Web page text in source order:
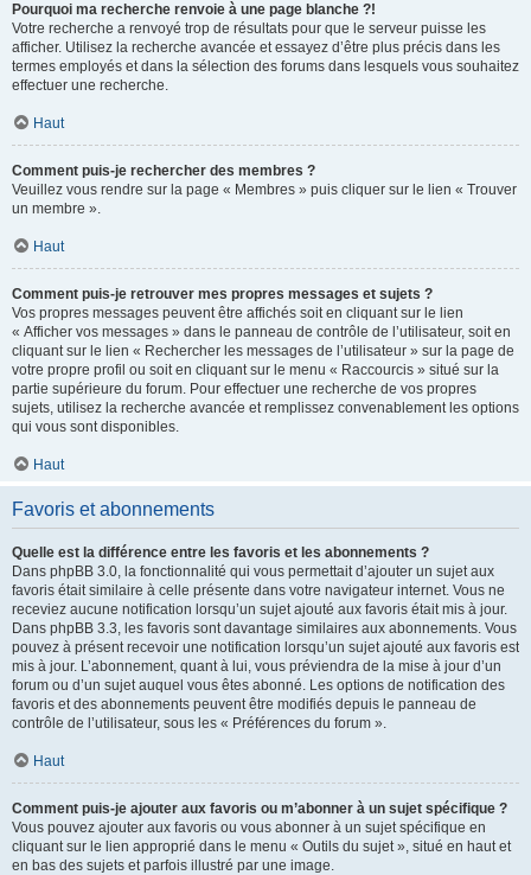
Pourquoi ma recherche renvoie à une page blanche ?!
Votre recherche a renvoyé trop de résultats pour que le serveur puisse les
afficher. Utilisez la recherche avancée et essayez d’être plus précis dans les
termes employés et dans la sélection des forums dans lesquels vous souhaitez
effectuer une recherche.
Haut
Comment puis-je rechercher des membres ?
Veuillez vous rendre sur la page « Membres » puis cliquer sur le lien « Trouver
un membre ».
Haut
Comment puis-je retrouver mes propres messages et sujets ?
Vos propres messages peuvent être affichés soit en cliquant sur le lien
« Afficher vos messages » dans le panneau de contrôle de l’utilisateur, soit en
cliquant sur le lien « Rechercher les messages de l’utilisateur » sur la page de
votre propre profil ou soit en cliquant sur le menu « Raccourcis » situé sur la
partie supérieure du forum. Pour effectuer une recherche de vos propres
sujets, utilisez la recherche avancée et remplissez convenablement les options
qui vous sont disponibles.
Haut
Favoris et abonnements
Quelle est la différence entre les favoris et les abonnements ?
Dans phpBB 3.0, la fonctionnalité qui vous permettait d’ajouter un sujet aux
favoris était similaire à celle présente dans votre navigateur internet. Vous ne
receviez aucune notification lorsqu’un sujet ajouté aux favoris était mis à jour.
Dans phpBB 3.3, les favoris sont davantage similaires aux abonnements. Vous
pouvez à présent recevoir une notification lorsqu’un sujet ajouté aux favoris est
mis à jour. L’abonnement, quant à lui, vous préviendra de la mise à jour d’un
forum ou d’un sujet auquel vous êtes abonné. Les options de notification des
favoris et des abonnements peuvent être modifiés depuis le panneau de
contrôle de l’utilisateur, sous les « Préférences du forum ».
Haut
Comment puis-je ajouter aux favoris ou m’abonner à un sujet spécifique ?
Vous pouvez ajouter aux favoris ou vous abonner à un sujet spécifique en
cliquant sur le lien approprié dans le menu « Outils du sujet », situé en haut et
en bas des sujets et parfois illustré par une image.